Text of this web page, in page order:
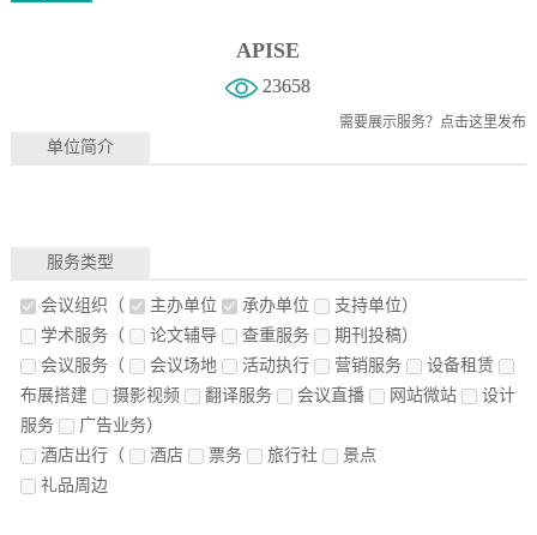
APISE
23658
需要展示服务？ 点击这里发布
单位简介
服务类型
会议组织 （ 主办单位 承办单位
支持单位）
学术服务（ 论文辅导 查重服务
期刊投稿）
会议服务（ 会议场地 活动执行 营销服务
设备租赁
布展搭建
摄影视频 翻译服务 会议直播 网站微站
设计
服务
广告业务）
酒店出行（ 酒店 票务 旅行社
景点
礼品周边